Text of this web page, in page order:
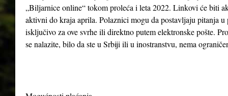
„Biljarnice online“ tokom proleća i leta 2022. Linkovi će biti
aktivni do kraja aprila. Polaznici mogu da postavljaju pitanja
isključivo za ove svrhe ili direktno putem elektronske pošte.
se nalazite, bilo da ste u Srbiji ili u inostranstvu, nema